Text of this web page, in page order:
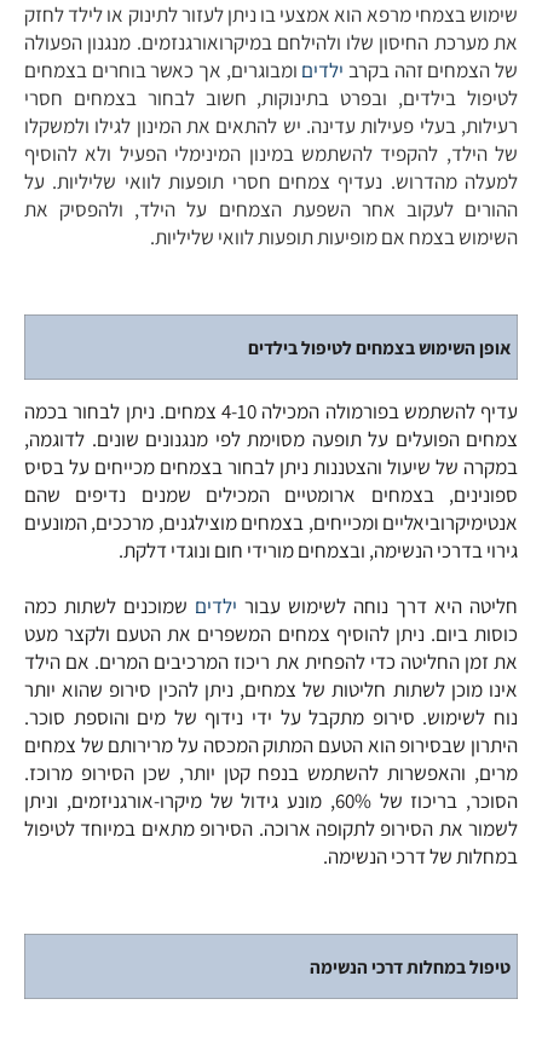
שימוש בצמחי מרפא הוא אמצעי בו ניתן לעזור לתינוק או לילד לחזק
את מערכת החיסון שלו ולהילחם במיקרואורגנזמים. מנגנון הפעולה
של הצמחים זהה בקרב ילדים ומבוגרים, אך כאשר בוחרים בצמחים
לטיפול בילדים, ובפרט בתינוקות, חשוב לבחור בצמחים חסרי
רעילות, בעלי פעילות עדינה. יש להתאים את המינון לגילו ולמשקלו
של הילד, להקפיד להשתמש במינון המינימלי הפעיל ולא להוסיף
למעלה מהדרוש. נעדיף צמחים חסרי תופעות לוואי שליליות. על
ההורים לעקוב אחר השפעת הצמחים על הילד, ולהפסיק את
השימוש בצמח אם מופיעות תופעות לוואי שליליות.
אופן השימוש בצמחים לטיפול בילדים
עדיף להשתמש בפורמולה המכילה 4-10 צמחים. ניתן לבחור בכמה
צמחים הפועלים על תופעה מסוימת לפי מנגנונים שונים. לדוגמה,
במקרה של שיעול והצטננות ניתן לבחור בצמחים מכייחים על בסיס
ספונינים, בצמחים ארומטיים המכילים שמנים נדיפים שהם
אנטימיקרוביאליים ומכייחים, בצמחים מוצילגנים, מרככים, המונעים
גירוי בדרכי הנשימה, ובצמחים מורידי חום ונוגדי דלקת.
חליטה היא דרך נוחה לשימוש עבור ילדים שמוכנים לשתות כמה
כוסות ביום. ניתן להוסיף צמחים המשפרים את הטעם ולקצר מעט
את זמן החליטה כדי להפחית את ריכוז המרכיבים המרים. אם הילד
אינו מוכן לשתות חליטות של צמחים, ניתן להכין סירופ שהוא יותר
נוח לשימוש. סירופ מתקבל על ידי נידוף של מים והוספת סוכר.
היתרון שבסירופ הוא הטעם המתוק המכסה על מרירותם של צמחים
מרים, והאפשרות להשתמש בנפח קטן יותר, שכן הסירופ מרוכז.
הסוכר, בריכוז של 60%, מונע גידול של מיקרו-אורגניזמים, וניתן
לשמור את הסירופ לתקופה ארוכה. הסירופ מתאים במיוחד לטיפול
במחלות של דרכי הנשימה.
טיפול במחלות דרכי הנשימה